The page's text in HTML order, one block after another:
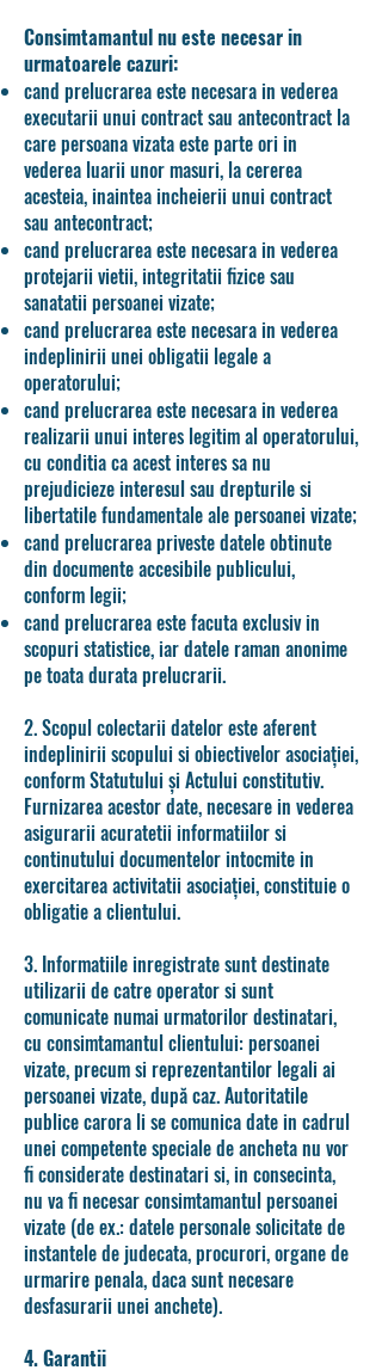
Consimtamantul nu este necesar in
urmatoarele cazuri:
cand prelucrarea este necesara in vederea
executarii unui contract sau antecontract la
care persoana vizata este parte ori in
vederea luarii unor masuri, la cererea
acesteia, inaintea incheierii unui contract
sau antecontract;
cand prelucrarea este necesara in vederea
protejarii vietii, integritatii fizice sau
sanatatii persoanei vizate;
cand prelucrarea este necesara in vederea
indeplinirii unei obligatii legale a
operatorului;
cand prelucrarea este necesara in vederea
realizarii unui interes legitim al operatorului,
cu conditia ca acest interes sa nu
prejudicieze interesul sau drepturile si
libertatile fundamentale ale persoanei vizate;
cand prelucrarea priveste datele obtinute
din documente accesibile publicului,
conform legii;
cand prelucrarea este facuta exclusiv in
scopuri statistice, iar datele raman anonime
pe toata durata prelucrarii.
2. Scopul colectarii datelor este aferent
indeplinirii scopului si obiectivelor asociației,
conform Statutului și Actului constitutiv.
Furnizarea acestor date, necesare in vederea
asigurarii acuratetii informatiilor si
continutului documentelor intocmite in
exercitarea activitatii asociației, constituie o
obligatie a clientului.
3. Informatiile inregistrate sunt destinate
utilizarii de catre operator si sunt
comunicate numai urmatorilor destinatari,
cu consimtamantul clientului: persoanei
vizate, precum si reprezentantilor legali ai
persoanei vizate, după caz. Autoritatile
publice carora li se comunica date in cadrul
unei competente speciale de ancheta nu vor
fi considerate destinatari si, in consecinta,
nu va fi necesar consimtamantul persoanei
vizate (de ex.: datele personale solicitate de
instantele de judecata, procurori, organe de
urmarire penala, daca sunt necesare
desfasurarii unei anchete).
4. Garantii